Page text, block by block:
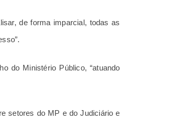
de forma imparcial, todas as
do Ministério Público, “atuando
setores do MP e do Judiciário e